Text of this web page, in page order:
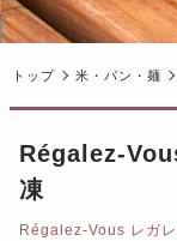
トップ 米・パン・麺
Régalez-
凍
Régalez-Vous レガ